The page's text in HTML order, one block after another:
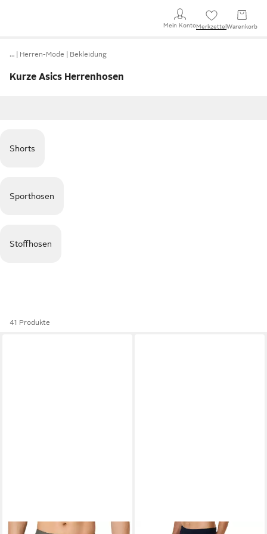
Mein KontoMerkzettel Warenkorb
… Herren-Mode Bekleidung
Kurze Asics Herrenhosen
Shorts
Sporthosen
Stoffhosen
41 Produkte